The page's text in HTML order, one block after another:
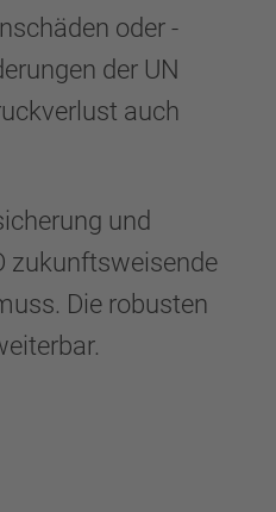
oder -
der UN
auch
und
zukunftsweisende
Die robusten